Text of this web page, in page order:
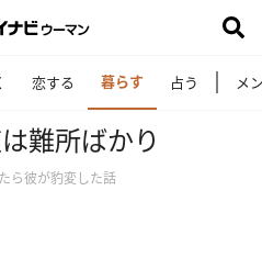
恋する 暮らす 占う メ
難所ばかり
ら彼が豹変した話